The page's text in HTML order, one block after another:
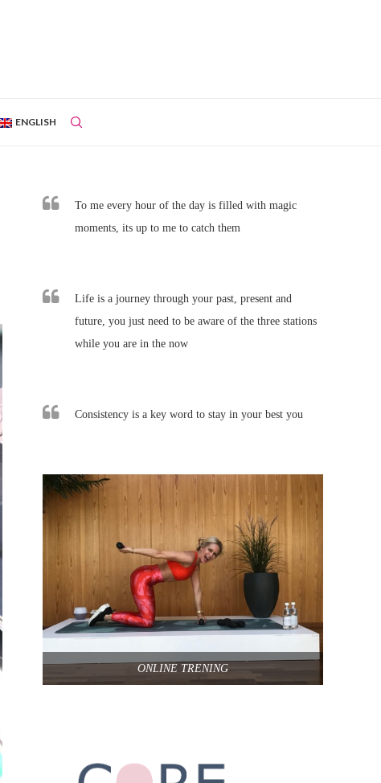
ENGLISH
To me every hour of the day is filled with magic
moments, its up to me to catch them
Life is a journey through your past, present and
future, you just need to be aware of the three stations
while you are in the now
Consistency is a key word to stay in your best you
ONLINE TRENING